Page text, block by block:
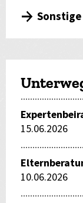
15.06.2026
10.06.2026